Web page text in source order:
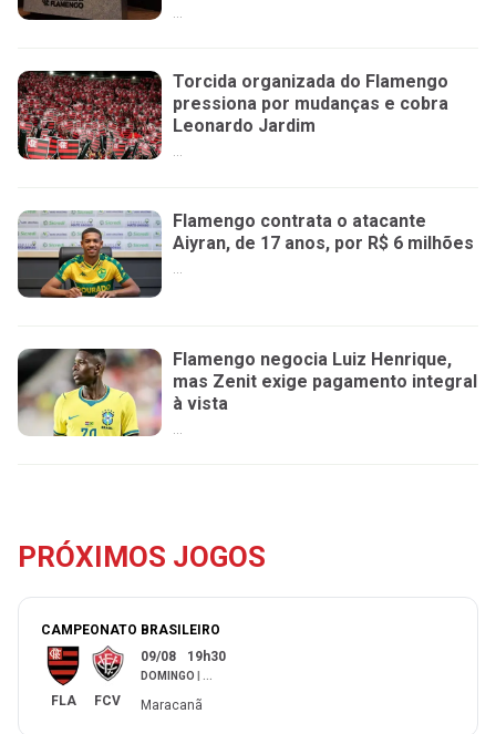
...
Torcida organizada do Flamengo
pressiona por mudanças e cobra
Leonardo Jardim
...
Flamengo contrata o atacante
Aiyran, de 17 anos, por R$ 6 milhões
Flamengo negocia Luiz Henrique,
mas Zenit exige pagamento integral
à vista
...
PRÓXIMOS JOGOS
CAMPEONATO BRASILEIRO
FLA FCV
09/08 19h30
DOMINGO
Maracanã